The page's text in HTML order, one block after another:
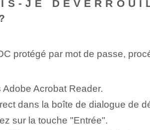
JE
protégé par mot de passe,
Acrobat Reader.
dans la boîte de dialogue de
sur la touche "Entrée".